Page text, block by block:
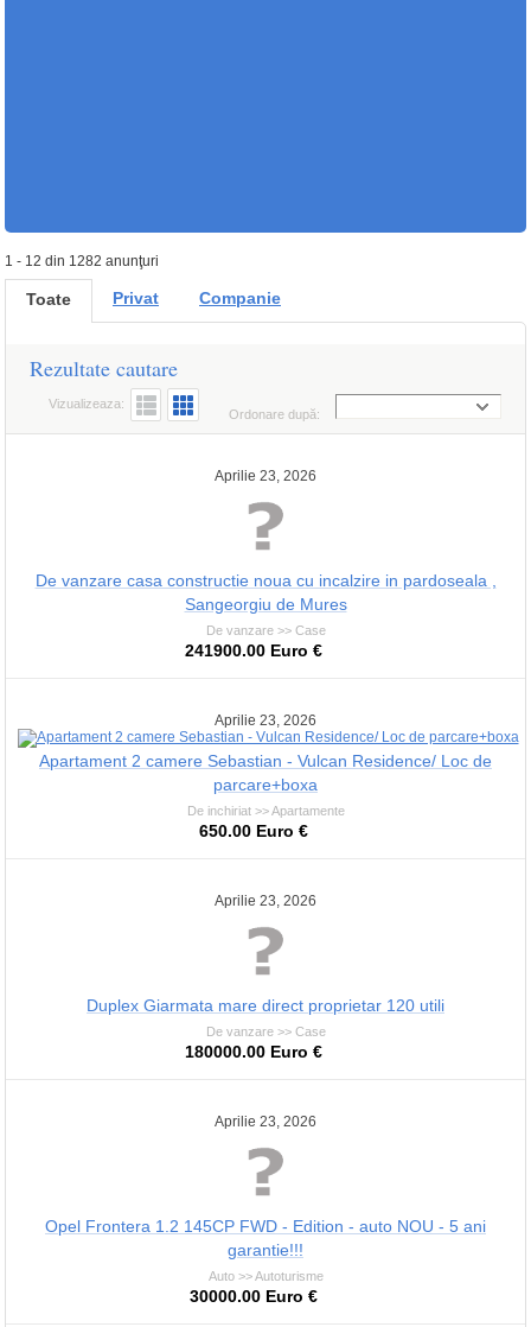
1 - 12 din 1282 anunţuri
Toate Privat Companie
Rezultate cautare
Ordonare după:
Vizualizeaza:
Aprilie 23, 2026
De vanzare casa constructie noua cu incalzire in pardoseala ,
Sangeorgiu de Mures
De vanzare >> Case
241900.00 Euro €
Aprilie 23, 2026
Apartament 2 camere Sebastian - Vulcan Residence/ Loc de
parcare+boxa
De inchiriat >> Apartamente
650.00 Euro €
Aprilie 23, 2026
Duplex Giarmata mare direct proprietar 120 utili
De vanzare >> Case
180000.00 Euro €
Aprilie 23, 2026
Opel Frontera 1.2 145CP FWD - Edition - auto NOU - 5 ani
garantie!!!
Auto >> Autoturisme
30000.00 Euro €